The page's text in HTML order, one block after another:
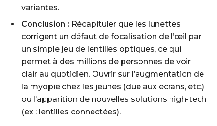
variantes.
Conclusion : Récapituler que les lunettes
corrigent un défaut de focalisation de l’œil par
un simple jeu de lentilles optiques, ce qui
permet à des millions de personnes de voir
clair au quotidien. Ouvrir sur l’augmentation de
la myopie chez les jeunes (due aux écrans, etc.)
ou l’apparition de nouvelles solutions high-tech
(ex : lentilles connectées).